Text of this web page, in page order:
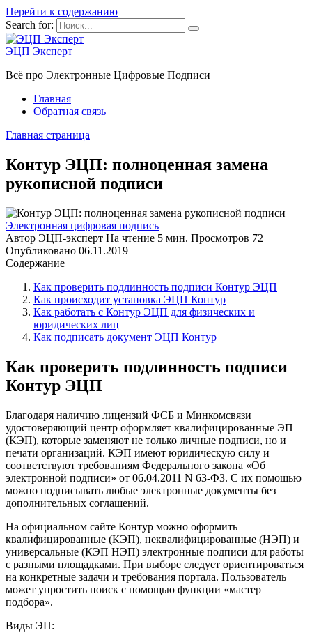
Перейти к содержанию
Search for:
ЭЦП Эксперт
Всё про Электронные Цифровые Подписи
Главная
Обратная связь
Главная страница
Контур ЭЦП: полноценная замена
рукописной подписи
Электронная цифровая подпись
Автор ЭЦП-эксперт На чтение 5 мин. Просмотров 72
Опубликовано 06.11.2019
Содержание
Как проверить подлинность подписи Контур ЭЦП
Как происходит установка ЭЦП Контур
Как работать с Контур ЭЦП для физических и
юридических лиц
Как подписать документ ЭЦП Контур
Как проверить подлинность подписи
Контур ЭЦП
Благодаря наличию лицензий ФСБ и Минкомсвязи
удостоверяющий центр оформляет квалифицированные ЭП
(КЭП), которые заменяют не только личные подписи, но и
печати организаций. КЭП имеют юридическую силу и
соответствуют требованиям Федерального закона «Об
электронной подписи» от 06.04.2011 N 63-ФЗ. С их помощью
можно подписывать любые электронные документы без
дополнительных соглашений.
На официальном сайте Контур можно оформить
квалифицированные (КЭП), неквалифицированные (НЭП) и
универсальные (КЭП НЭП) электронные подписи для работы
с разными площадками. При выборе следует ориентироваться
на конкретные задачи и требования портала. Пользователь
может упростить поиск с помощью функции «мастер
подбора».
Виды ЭП: